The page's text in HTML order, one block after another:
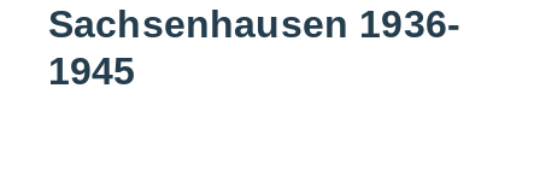
Sachsenhausen 1936-
1945